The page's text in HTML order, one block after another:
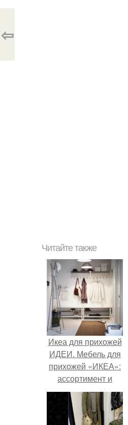
⇦
Читайте также
Икеа для прихожей
ИДЕИ. Мебель для
прихожей «ИКЕА»:
ассортимент и
функциональные
особенности